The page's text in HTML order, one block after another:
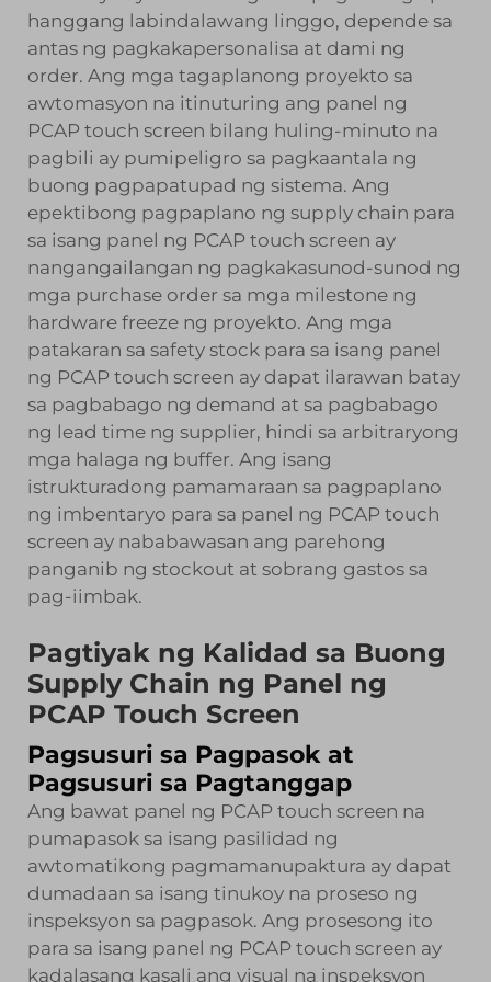
hanggang labindalawang linggo, depende sa
antas ng pagkakapersonalisa at dami ng
order. Ang mga tagaplanong proyekto sa
awtomasyon na itinuturing ang panel ng
PCAP touch screen bilang huling-minuto na
pagbili ay pumipeligro sa pagkaantala ng
buong pagpapatupad ng sistema. Ang
epektibong pagpaplano ng supply chain para
sa isang panel ng PCAP touch screen ay
nangangailangan ng pagkakasunod-sunod ng
mga purchase order sa mga milestone ng
hardware freeze ng proyekto. Ang mga
patakaran sa safety stock para sa isang panel
ng PCAP touch screen ay dapat ilarawan batay
sa pagbabago ng demand at sa pagbabago
ng lead time ng supplier, hindi sa arbitraryong
mga halaga ng buffer. Ang isang
istrukturadong pamamaraan sa pagpaplano
ng imbentaryo para sa panel ng PCAP touch
screen ay nababawasan ang parehong
panganib ng stockout at sobrang gastos sa
pag-iimbak.
Pagtiyak ng Kalidad sa Buong
Supply Chain ng Panel ng
PCAP Touch Screen
Pagsusuri sa Pagpasok at
Pagsusuri sa Pagtanggap
Ang bawat panel ng PCAP touch screen na
pumapasok sa isang pasilidad ng
awtomatikong pagmamanupaktura ay dapat
dumadaan sa isang tinukoy na proseso ng
inspeksyon sa pagpasok. Ang prosesong ito
para sa isang panel ng PCAP touch screen ay
kadalasang kasali ang visual na inspeksyon